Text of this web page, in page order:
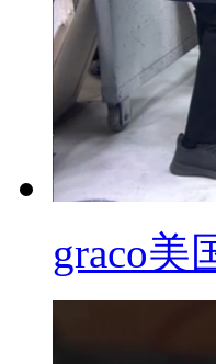
graco美